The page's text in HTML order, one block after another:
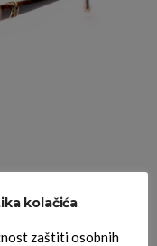
kolačića
zaštiti osobnih